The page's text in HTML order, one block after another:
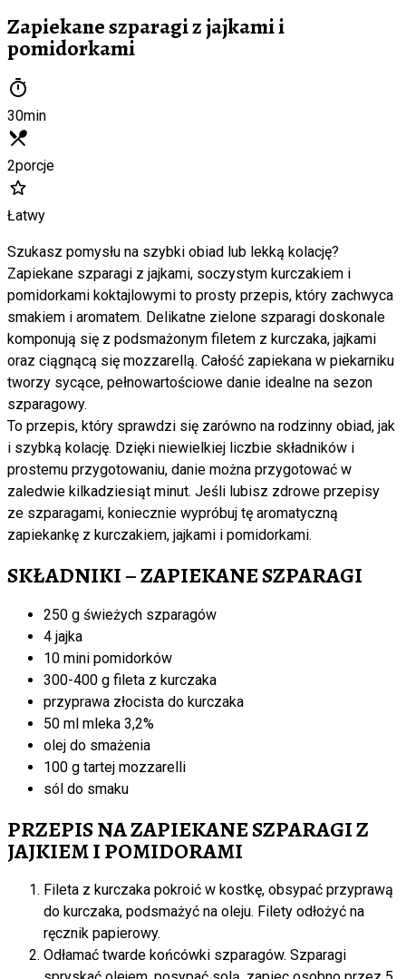
Zapiekane szparagi z jajkami i
pomidorkami
30min
2porcje
Łatwy
Szukasz pomysłu na szybki obiad lub lekką kolację?
Zapiekane szparagi z jajkami, soczystym kurczakiem i
pomidorkami koktajlowymi to prosty przepis, który zachwyca
smakiem i aromatem. Delikatne zielone szparagi doskonale
komponują się z podsmażonym filetem z kurczaka, jajkami
oraz ciągnącą się mozzarellą. Całość zapiekana w piekarniku
tworzy sycące, pełnowartościowe danie idealne na sezon
szparagowy.
To przepis, który sprawdzi się zarówno na rodzinny obiad, jak
i szybką kolację. Dzięki niewielkiej liczbie składników i
prostemu przygotowaniu, danie można przygotować w
zaledwie kilkadziesiąt minut. Jeśli lubisz zdrowe przepisy
ze szparagami, koniecznie wypróbuj tę aromatyczną
zapiekankę z kurczakiem, jajkami i pomidorkami.
SKŁADNIKI – ZAPIEKANE SZPARAGI
250 g świeżych szparagów
4 jajka
10 mini pomidorków
300-400 g fileta z kurczaka
przyprawa złocista do kurczaka
50 ml mleka 3,2%
olej do smażenia
100 g tartej mozzarelli
sól do smaku
PRZEPIS NA ZAPIEKANE SZPARAGI Z
JAJKIEM I POMIDORAMI
Fileta z kurczaka pokroić w kostkę, obsypać przyprawą
do kurczaka, podsmażyć na oleju. Filety odłożyć na
ręcznik papierowy.
Odłamać twarde końcówki szparagów. Szparagi